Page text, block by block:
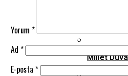
Milyar
Millet
Yorum *
Ad *
E-posta *